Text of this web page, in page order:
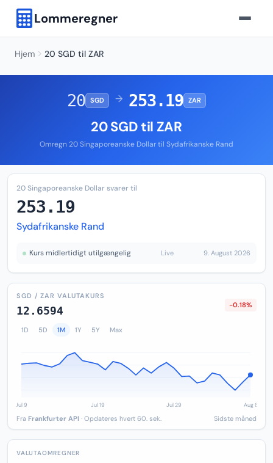
Lommeregner
Hjem 20 SGD til ZAR
20 SGD → 253.19 ZAR
20 SGD til ZAR
Omregn 20 Singaporeanske Dollar til Sydafrikanske Rand
20 Singaporeanske Dollar svarer til
253.19
Sydafrikanske Rand
Kurs midlertidigt utilgængelig Live 9. August 2026
SGD / ZAR VALUTAKURS
12.6594 -0.18%
1D 5D 1M 1Y 5Y Max
Fra Frankfurter API · Opdateres hvert 60. sek. Sidste måned
VALUTAOMREGNER